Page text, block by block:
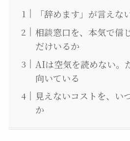
「辞めます」が言えな
相談窓口を、本気で信
だけいるか
AIは空気を読めない。
向いている
見えないコストを、い
か